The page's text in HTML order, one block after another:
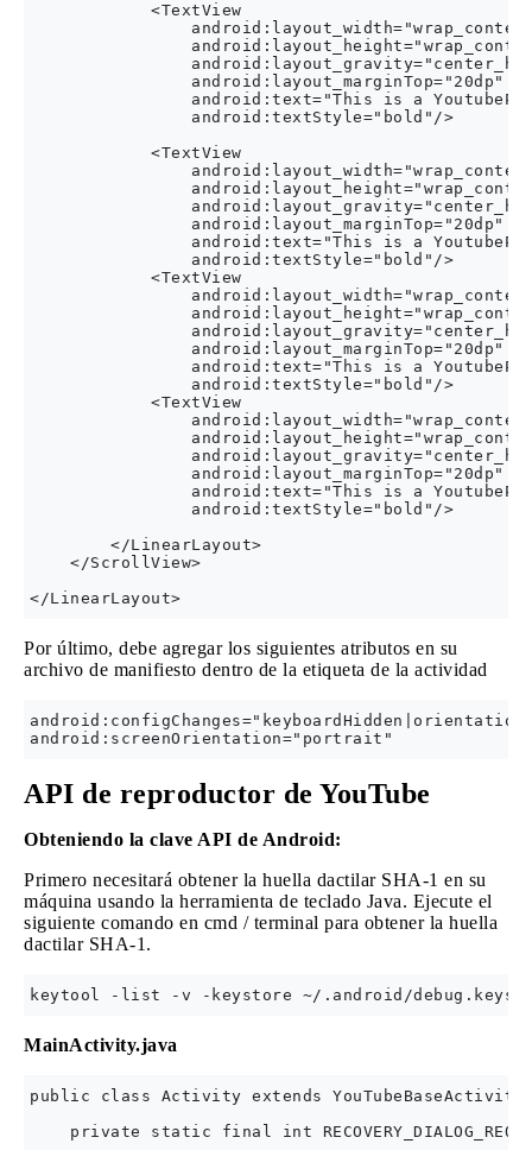
            <TextView
                android:layout_marginTop="20dp"
android:text="This is a
                android:textStyle="bold"/>
            <TextView
                android:layout_marginTop="20dp"
android:text="This is a
                android:textStyle="bold"/>
            <TextView
                android:layout_marginTop="20dp"
android:text="This is a
                android:textStyle="bold"/>
            <TextView
                android:layout_marginTop="20dp"
android:text="This is a
                android:textStyle="bold"/>
        </LinearLayout>
    </ScrollView>
Por último, debe agregar los siguientes atributos en su
archivo de manifiesto dentro de la etiqueta de la actividad
API de reproductor de YouTube
Obteniendo la clave API de Android:
Primero necesitará obtener la huella dactilar SHA-1 en su
máquina usando la herramienta de teclado Java. Ejecute el
siguiente comando en cmd / terminal para obtener la huella
dactilar SHA-1.
MainActivity.java
public class Activity extends
private static final int